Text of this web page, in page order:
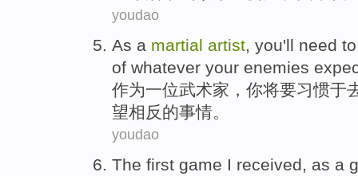
youdao
As a martial artist, you'll need to
of whatever your enemies
作为一位武术家 ， 你将要习惯于
望相反的事情。
youdao
The first game I received, as a